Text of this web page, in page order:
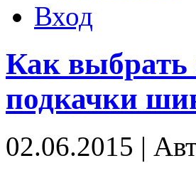
Вход
Как выбрать
подкачки
02.06.2015 |